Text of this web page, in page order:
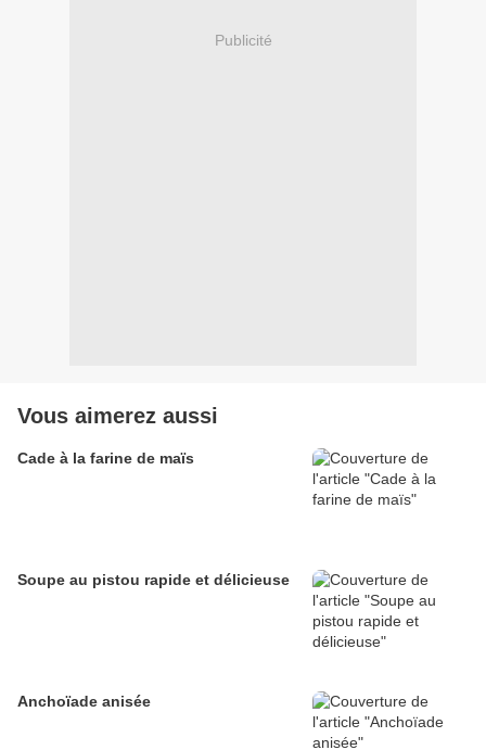
Publicité
Vous aimerez aussi
Cade à la farine de maïs
Soupe au pistou rapide et délicieuse
Anchoïade anisée